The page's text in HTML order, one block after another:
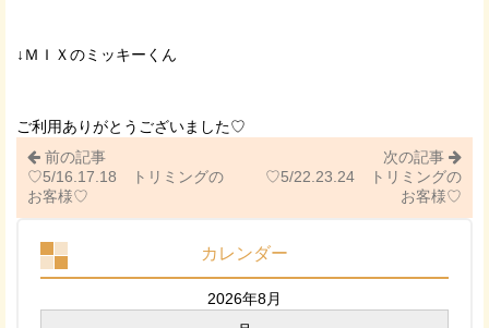
↓ＭＩＸのミッキーくん
ご利用ありがとうございました♡
前の記事
♡5/16.17.18 トリミングの
お客様♡
次の記事
♡5/22.23.24 トリミングの
お客様♡
カレンダー
2026年8月